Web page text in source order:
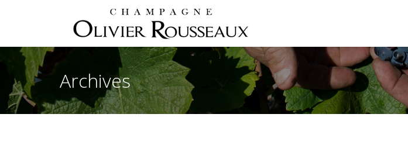
Archives